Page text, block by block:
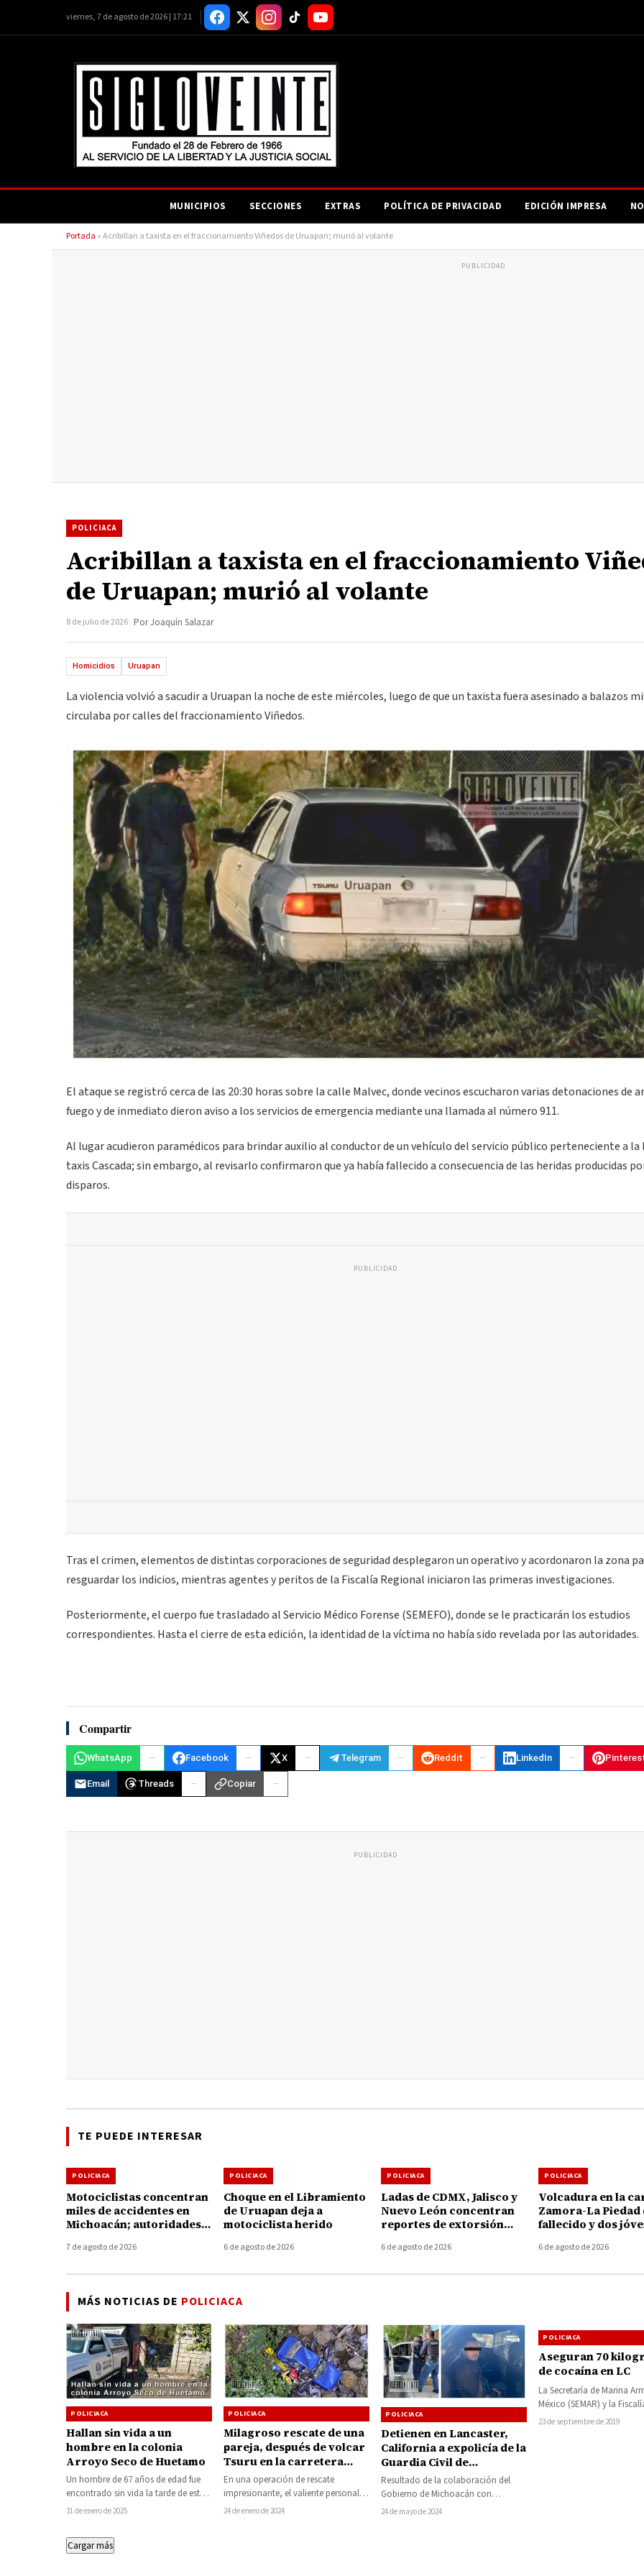
viernes, 7 de agosto de 2026 | 17:21
MUNICIPIOS SECCIONES EXTRAS POLÍTICA DE PRIVACIDAD EDICIÓN IMPRESA
Portada »Acribillan a taxista en el fraccionamiento Viñedos de Uruapan; murió al volante
PUBLICIDAD
POLICIACA
Acribillan a taxista en el fraccionamiento
de Uruapan; murió al volante
8 de julio de 2026 Por Joaquín Salazar
Homicidios Uruapan
La violencia volvió a sacudir a Uruapan la noche de este miércoles, luego de que un taxista fuera asesinado a balazos
circulaba por calles del fraccionamiento Viñedos.
El ataque se registró cerca de las 20:30 horas sobre la calle Malvec, donde vecinos escucharon varias detonaciones de
fuego y de inmediato dieron aviso a los servicios de emergencia mediante una llamada al número 911.
Al lugar acudieron paramédicos para brindar auxilio al conductor de un vehículo del servicio público perteneciente a la
taxis Cascada; sin embargo, al revisarlo confirmaron que ya había fallecido a consecuencia de las heridas producidas
disparos.
PUBLICIDAD
Tras el crimen, elementos de distintas corporaciones de seguridad desplegaron un operativo y acordonaron la zona
resguardar los indicios, mientras agentes y peritos de la Fiscalía Regional iniciaron las primeras investigaciones.
Posteriormente, el cuerpo fue trasladado al Servicio Médico Forense (SEMEFO), donde se le practicarán los estudios
correspondientes. Hasta el cierre de esta edición, la identidad de la víctima no había sido revelada por las autoridades.
Compartir
WhatsApp Facebook X Telegram Reddit LinkedIn
Email Threads Copiar
PUBLICIDAD
TE PUEDE INTERESAR
POLICIACA
Motociclistas concentran
miles de accidentes en
Michoacán; autoridades
prevención
7 de agosto de 2026
POLICIACA
Choque en el Libramiento
de Uruapan deja a
motociclista herido
6 de agosto de 2026
POLICIACA
Ladas de CDMX, Jalisco y
Nuevo León concentran
reportes de extorsión
6 de agosto de 2026
POLICIACA
Volcadura en la
Zamora-La Piedad
fallecido y dos
6 de agosto de 2026
MÁS NOTICIAS DE POLICIACA
POLICIACA
Hallan sin vida a un
hombre en la colonia
Arroyo Seco de Huetamo
Un hombre de 67 años de edad fue
encontrado sin vida la tarde de este
viernes en un…
31 de enero de 2025
POLICIACA
Milagroso rescate de una
pareja, después de volcar
Tsuru en la carretera
Tacámbaro-Villa Madero
En una operación de rescate
impresionante, el valiente personal
de Protección Civil y Bomberos
24 de enero de 2024
POLICIACA
Detienen en Lancaster,
California a expolicía de la
Guardia Civil de
Michoacán implicado en
homicidio ocurrido en el
Periférico de Morelia
Resultado de la colaboración del
Gobierno de Michoacán con
agencias internacionales, se ubicó en
24 de mayo de 2024
POLICIACA
Aseguran 70
de cocaína en LC
La Secretaría de Marina
México (SEMAR) y la
de la República (FGR),
23 de septiembre de 2019
Cargar más